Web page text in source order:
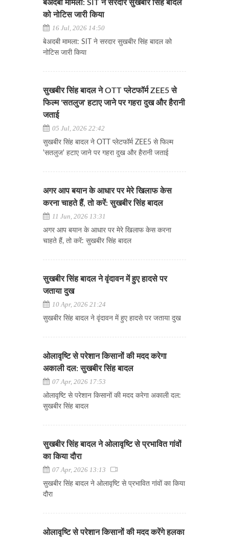
बेअदबी मामला: SIT ने सरदार सुखबीर सिंह बादल
को नोटिस जारी किया
16 Jul, 2026 14:50
बेअदबी मामला: SIT ने सरदार सुखबीर सिंह बादल को
नोटिस जारी किया
सुखबीर सिंह बादल ने OTT प्लेटफॉर्म ZEE5 से
फिल्म 'सतलुज' हटाए जाने पर गहरा दुख और हैरानी
जताई
05 Jul, 2026 22:42
सुखबीर सिंह बादल ने OTT प्लेटफॉर्म ZEE5 से फिल्म
'सतलुज' हटाए जाने पर गहरा दुख और हैरानी जताई
अगर आप बयान के आधार पर मेरे खिलाफ केस
करना चाहते हैं, तो करें: सुखबीर सिंह बादल
11 Jun, 2026 13:31
अगर आप बयान के आधार पर मेरे खिलाफ केस करना
चाहते हैं, तो करें: सुखबीर सिंह बादल
सुखबीर सिंह बादल ने वृंदावन में हुए हादसे पर
जताया दुख
10 Apr, 2026 21:24
सुखबीर सिंह बादल ने वृंदावन में हुए हादसे पर जताया दुख
ओलावृष्टि से परेशान किसानों की मदद करेगा
अकाली दल: सुखबीर सिंह बादल
07 Apr, 2026 17:53
ओलावृष्टि से परेशान किसानों की मदद करेगा अकाली दल:
सुखबीर सिंह बादल
सुखबीर सिंह बादल ने ओलावृष्टि से प्रभावित गांवों
का किया दौरा
07 Apr, 2026 13:13
सुखबीर सिंह बादल ने ओलावृष्टि से प्रभावित गांवों का किया
दौरा
ओलावृष्टि से परेशान किसानों की मदद करेंगे हलका